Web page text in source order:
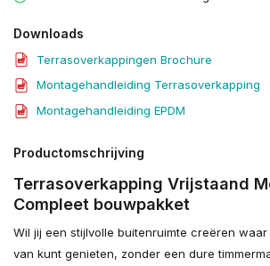
Downloads
Terrasoverkappingen Brochure
Montagehandleiding Terrasoverkapping
Montagehandleiding EPDM
Productomschrijving
Terrasoverkapping Vrijstaand
Compleet bouwpakket
Wil jij een stijlvolle buitenruimte creëren
van kunt genieten, zonder een dure